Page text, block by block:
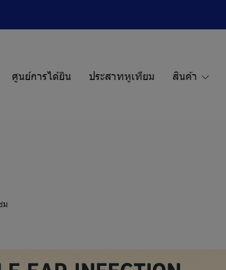
ศูนย์การได้ยิน ประสาทหูเทียม สินค้า
ม